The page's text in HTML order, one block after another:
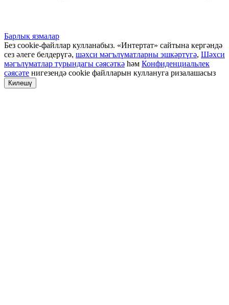
Барлык язмалар
Без cookie-файллар кулланабыз. «Интертат» сайтына кергәндә
сез әлеге белдерүгә, шәхси мәгълүматларны эшкәртүгә, Шәхси
мәгълүматлар турындагы сәясәткә һәм Конфиденциальлек
сәясәте нигезендә cookie файлларын куллануга ризалашасыз
Килешү